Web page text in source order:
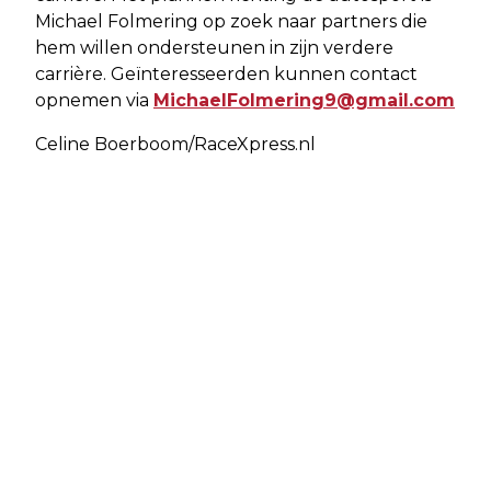
Michael Folmering op zoek naar partners die
hem willen ondersteunen in zijn verdere
carrière. Geïnteresseerden kunnen contact
opnemen via MichaelFolmering9@gmail.com
Celine Boerboom/RaceXpress.nl